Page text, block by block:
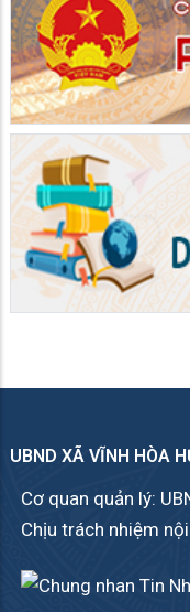
UBND XÃ VĨNH HÒA
Cơ quan quản lý:
Chịu trách nhiệm